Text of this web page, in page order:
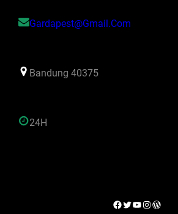
Gardapest@gmail.com
Bandung 40375
24H
Facebook
Twitter
YouTube